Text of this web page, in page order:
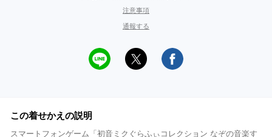
注意事項
通報する
この着せかえの説明
スマートフォンゲーム「初音ミクぐらふぃコレクション なぞの音楽す